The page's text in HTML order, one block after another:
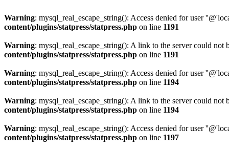
Warning: mysql_real_escape_string(): Access denied for user
content/plugins/statpress/statpress.php on line 1191
Warning: mysql_real_escape_string(): A link to the server could not
content/plugins/statpress/statpress.php on line 1191
Warning: mysql_real_escape_string(): Access denied for user
content/plugins/statpress/statpress.php on line 1194
Warning: mysql_real_escape_string(): A link to the server could not
content/plugins/statpress/statpress.php on line 1194
Warning: mysql_real_escape_string(): Access denied for user
content/plugins/statpress/statpress.php on line 1197